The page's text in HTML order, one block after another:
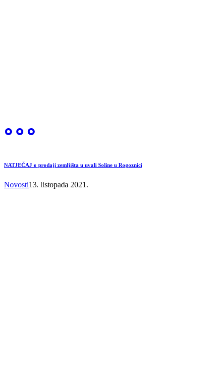
NATJEČAJ o prodaji zemljišta u uvali Soline u Rogoznici
Novosti13. listopada 2021.